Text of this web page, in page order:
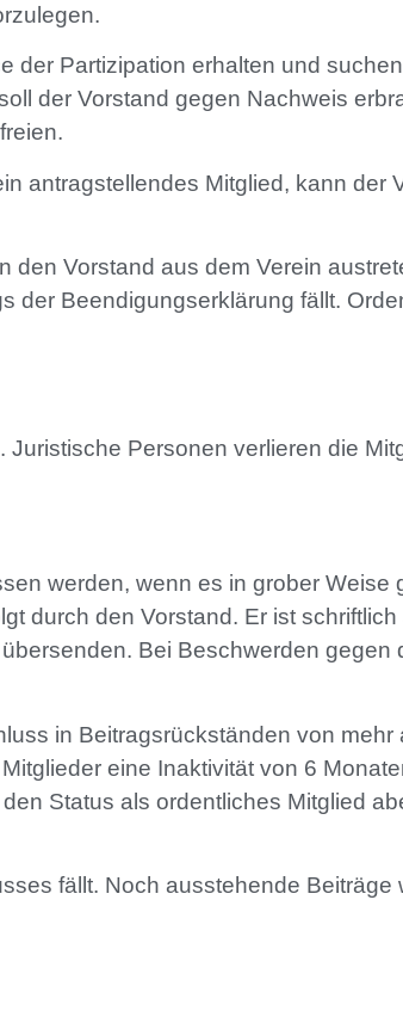
Partizipation erhalten und
der Vorstand gegen Nachweis
antragstellendes Mitglied, kann der
Vorstand aus dem Verein
Beendigungserklärung fällt.
Personen verlieren die
werden, wenn es in grober Weise
durch den Vorstand. Er ist
Bei Beschwerden
in Beitragsrückständen von mehr
eine Inaktivität von 6
Status als ordentliches Mitglied
fällt. Noch ausstehende Beiträge